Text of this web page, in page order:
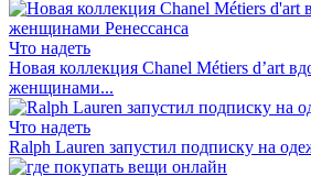
Что надеть
Новая коллекция Chanel Métiers d’art
женщинами...
Что надеть
Ralph Lauren запустил подписку на